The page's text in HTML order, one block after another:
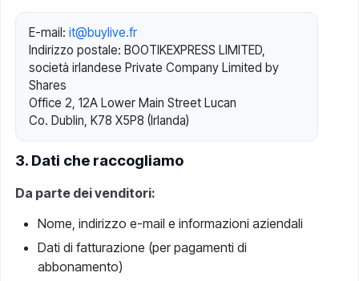
E-mail: it@buylive.fr
Indirizzo postale: BOOTIKEXPRESS LIMITED,
società irlandese Private Company Limited by
Shares
Office 2, 12A Lower Main Street Lucan
Co. Dublin, K78 X5P8 (Irlanda)
3. Dati che raccogliamo
Da parte dei venditori:
Nome, indirizzo e-mail e informazioni aziendali
Dati di fatturazione (per pagamenti di
abbonamento)